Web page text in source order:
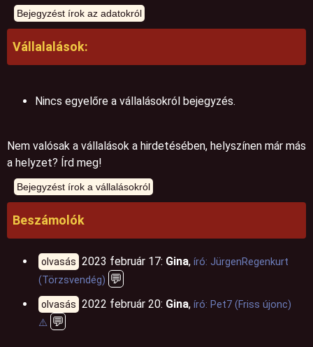
Vállalalások:
Nincs egyelőre a vállalásokról bejegyzés.
Nem valósak a vállalások a hirdetésében, helyszínen már más
a helyzet? Írd meg!
Beszámolók
olvasás 2023 február 17: Gina, író: JürgenRegenkurt
(Törzsvendég) 💬
olvasás 2022 február 20: Gina, író: Pet7 (Friss újonc)
⚠️ 💬